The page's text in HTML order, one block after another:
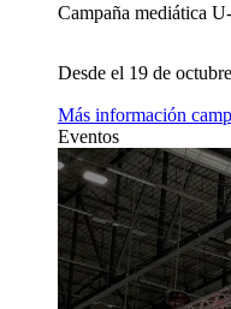
Campaña mediática
Desde el 19 de
Más información
Eventos